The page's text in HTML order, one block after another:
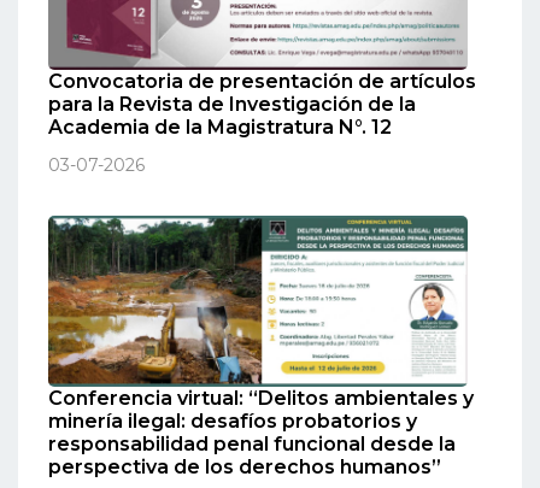
Convocatoria de presentación de artículos
para la Revista de Investigación de la
Academia de la Magistratura N°. 12
03-07-2026
Conferencia virtual: “Delitos ambientales y
minería ilegal: desafíos probatorios y
responsabilidad penal funcional desde la
perspectiva de los derechos humanos”